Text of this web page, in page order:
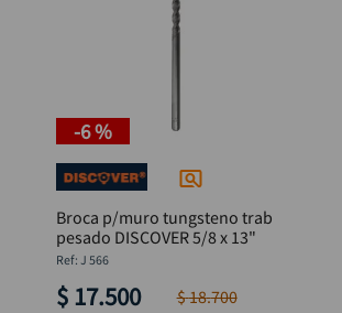
-6 %
Broca p/muro tungsteno trab
pesado DISCOVER 5/8 x 13"
:J 566
$ 17.500 $18.700